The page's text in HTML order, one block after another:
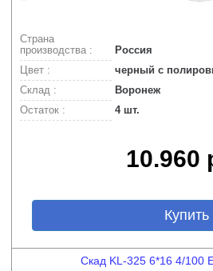
Страна
производства :
Россия
Цвет :
черный с
Склад :
Воронеж
Остаток :
4 шт.
10.960
Скад KL-325 6*16 4/100